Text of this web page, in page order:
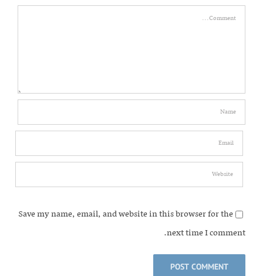
Comment
Save my name, email, and website in this browser for the
next time I comment.